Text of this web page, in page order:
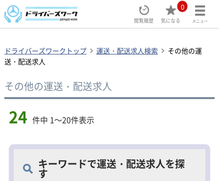
閲覧履歴
0
気になる メニュー
ドライバーズワークトップ 運送・配送求人検索
その他の運
送・配送求人
その他の運送・配送求人
24 件中 1～20件表示
キーワードで運送・配送求人を探
す